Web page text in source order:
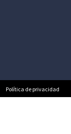
Política de privacidad